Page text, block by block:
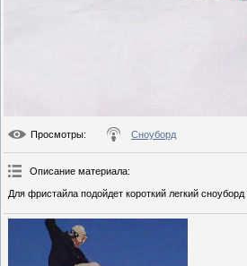
Просмотры: Сноуборд
Описание материала:
Для фристайла подойдет короткий легкий